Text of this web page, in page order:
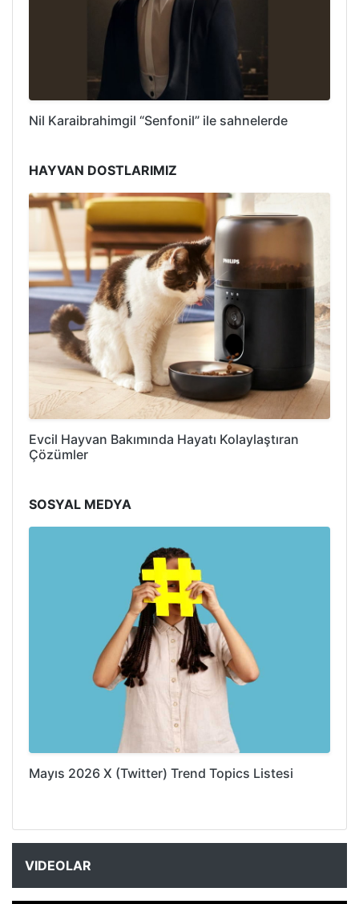
Nil Karaibrahimgil “Senfonil” ile sahnelerde
HAYVAN DOSTLARIMIZ
Evcil Hayvan Bakımında Hayatı Kolaylaştıran
Çözümler
SOSYAL MEDYA
Mayıs 2026 X (Twitter) Trend Topics Listesi
VIDEOLAR